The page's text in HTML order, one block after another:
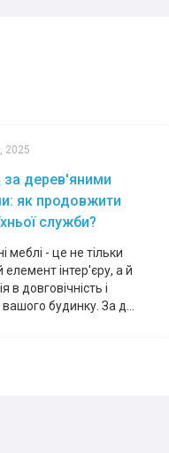
2025
дерев'яними
як продовжити
служби?
меблі - це не тільки
елемент інтер'єру, а й
в довговічність і
будинку. За д...